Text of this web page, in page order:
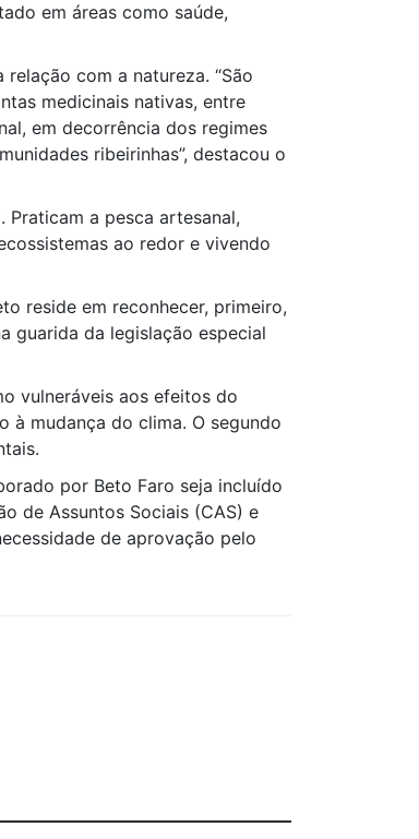
em áreas como saúde,
com a natureza. “São
medicinais nativas, entre
em decorrência dos regimes
ribeirinhas”, destacou o
a pesca artesanal,
ao redor e vivendo
reside em reconhecer, primeiro,
guarida da legislação especial
vulneráveis aos efeitos do
à mudança do clima. O segundo
por Beto Faro seja incluído
de Assuntos Sociais (CAS) e
de aprovação pelo